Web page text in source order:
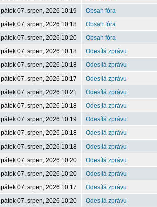
pátek 07. srpen, 2026 10:19
Obsah fóra
pátek 07. srpen, 2026 10:18
Obsah fóra
pátek 07. srpen, 2026 10:20
Obsah fóra
pátek 07. srpen, 2026 10:18
Odesílá zprávu
pátek 07. srpen, 2026 10:18
Odesílá zprávu
pátek 07. srpen, 2026 10:17
Odesílá zprávu
pátek 07. srpen, 2026 10:21
Odesílá zprávu
pátek 07. srpen, 2026 10:18
Odesílá zprávu
pátek 07. srpen, 2026 10:19
Odesílá zprávu
pátek 07. srpen, 2026 10:18
Odesílá zprávu
pátek 07. srpen, 2026 10:18
Odesílá zprávu
pátek 07. srpen, 2026 10:20
Odesílá zprávu
pátek 07. srpen, 2026 10:20
Odesílá zprávu
pátek 07. srpen, 2026 10:17
Odesílá zprávu
pátek 07. srpen, 2026 10:20
Odesílá zprávu